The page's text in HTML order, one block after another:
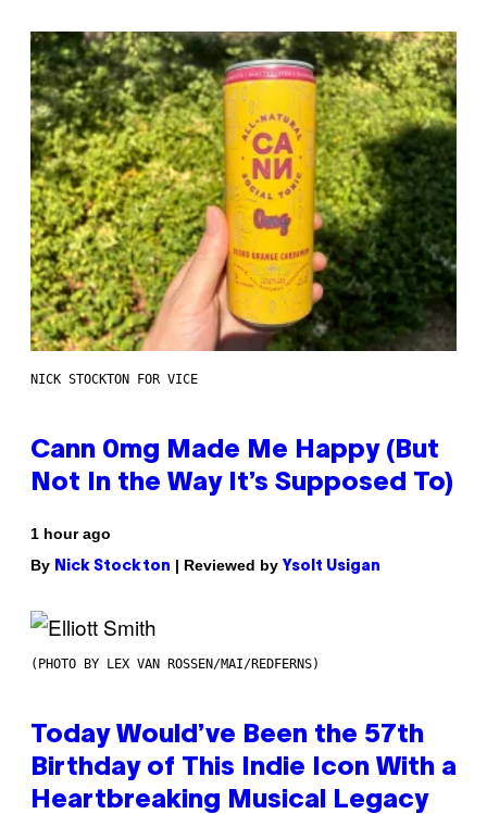
NICK STOCKTON FOR VICE
Cann 0mg Made Me Happy (But
Not In the Way It’s Supposed To)
1 hour ago
By Nick Stockton | Reviewed by Ysolt Usigan
(PHOTO BY LEX VAN ROSSEN/MAI/REDFERNS)
Today Would’ve Been the 57th
Birthday of This Indie Icon With a
Heartbreaking Musical Legacy